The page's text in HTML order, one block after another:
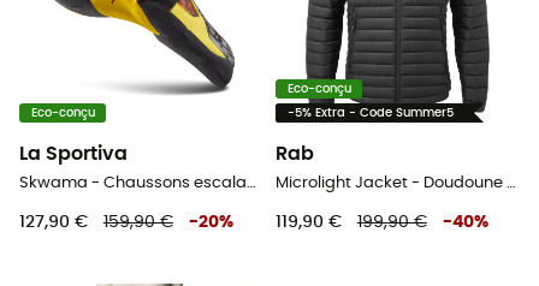
Eco-conçu
La Sportiva
Skwama - Chaussons escalade homme
127,90 € 159,90 € -20%
Eco-conçu
-5% Extra - Code Summer5
Rab
Microlight Jacket - Doudoune homme
119,90 € 199,90 € -40%